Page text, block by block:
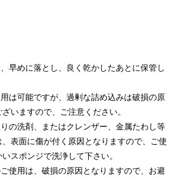
早めに落とし、良く乾かしたあとに保管し
は可能ですが、過剰な詰め込みは破損の原
いますので、ご注意ください。
の洗剤、またはクレンザー、金属たわし等
表面に傷が付く原因となりますので、ご使
スポンジで洗浄して下さい。
使用は、破損の原因となりますので、お避